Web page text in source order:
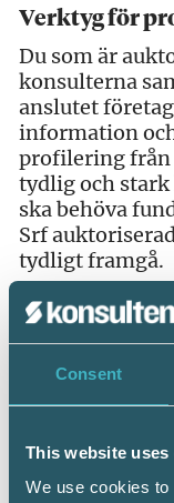
Consent
This website uses
We use cookies
Verktyg för
Du som är
konsulterna
anslutet
information
profilering från
tydlig och
ska behöva
Srf
tydligt framgå.
Till din hjälp
verktyg som
Srf
Auktoriserad
auktoriserade